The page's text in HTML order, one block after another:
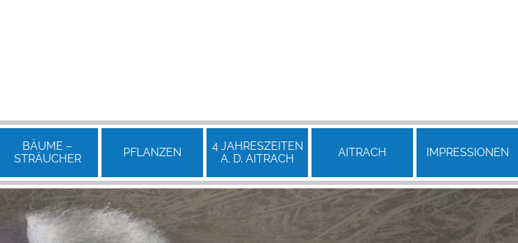
BÄUME –
STRÄUCHER
PFLANZEN
4 JAHRES­ZEITEN
A. D. AITRACH
AITRACH IMPRES­SIONEN